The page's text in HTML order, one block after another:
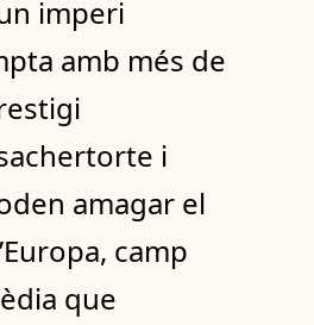
imperi
amb més de
i
amagar el
camp
que